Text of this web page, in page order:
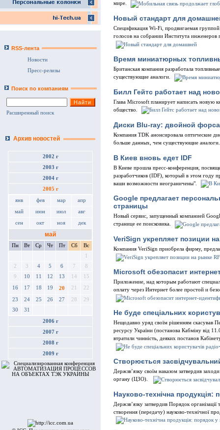
RSS-лента
Новости
Пресс-релизы
Поиск по компаниям
Расширенный поиск
Архив новостей
2002 г
2003 г
2004 г
2005 г
янв фев мар апр
май июн июл авг
сен окт ноя дек
май
Пн Вт Ср Чт Пт Сб
Вс
1
2
3 4 5 6 7
8
9
10 11 12 13 14 15
16 17 18 19 20 21 22
23 24 25 26 27 28
29
30
31
2006 г
2007 г
2008 г
2009 г
мире.
Новый стандарт для
Спецификация Wi-Fi, продвигаемая
голосов на собрании Института инженеров
Время миниатюрных
Британская компания разработала
существующие аналоги.
Билл Гейтс работает над
Глава Microsoft планирует написать новую
общество.
Диски Blu-ray: двойной
Компания TDK анонсировала оптические
больше данных, чем существующие аналоги.
В Киев вновь едет IDF
В Киеве прошла пресс-конференция,
разработчиков (IDF), который в этом году
ваши возможности неограничены".
Google предлагает
страницы
Новый сервис, запущенный компанией
странице ее поисковика.
VeriSign укрепляет позиции
Компания VeriSign приобрела фирму,
Microsoft обезопасит
Приложение, над которым работают
оплату через Интернет более простой и
Не буде спеціальних
Нещодавно уряд своїм рішенням скасував
ресурсу України (постанова Кабміну від
втратили чинність, деяких постанов
Створюється
Держзв’язку своїм наказом затвердив
органу (ЦЗО).
Науково-технічна продукція:
Держзв’язку затвердив Порядок
створення (передачу) науково-технічної